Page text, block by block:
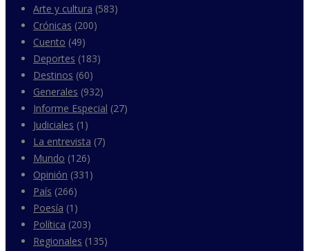
Arte y cultura (583)
Crónicas (200)
Cuento (49)
Deportes (183)
Destinos (60)
Generales (932)
Informe Especial (27)
Judiciales (1)
La entrevista (7)
Mundo (126)
Opinión (331)
País (266)
Poesía (1)
Política (203)
Regionales (135)